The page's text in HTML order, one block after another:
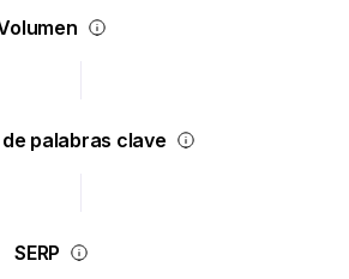
palabras clave
SERP